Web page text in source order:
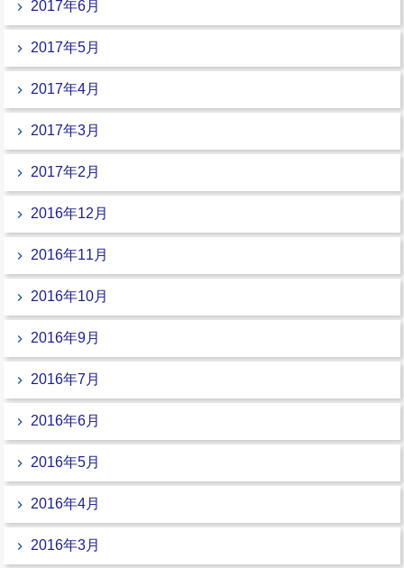
2017年6月
2017年5月
2017年4月
2017年3月
2017年2月
2016年12月
2016年11月
2016年10月
2016年9月
2016年7月
2016年6月
2016年5月
2016年4月
2016年3月